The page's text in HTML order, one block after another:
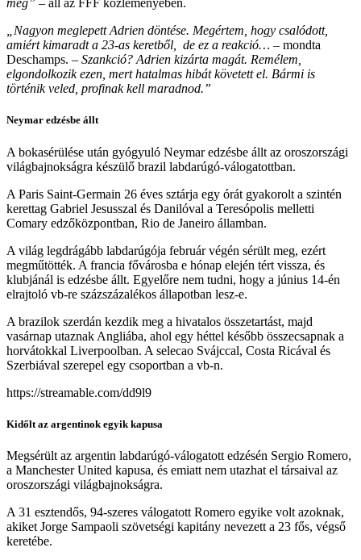
meg” – áll az FFF közleményében.
„Nagyon meglepett Adrien döntése. Megértem, hogy csalódott,
amiért kimaradt a 23-as keretből, de ez a reakció… – mondta
Deschamps. – Szankció? Adrien kizárta magát. Remélem,
elgondolkozik ezen, mert hatalmas hibát követett el. Bármi is
történik veled, profinak kell maradnod.”
Neymar edzésbe állt
A bokasérülése után gyógyuló Neymar edzésbe állt az oroszországi
világbajnokságra készülő brazil labdarúgó-válogatottban.
A Paris Saint-Germain 26 éves sztárja egy órát gyakorolt a szintén
kerettag Gabriel Jesusszal és Danilóval a Teresópolis melletti
Comary edzőközpontban, Rio de Janeiro államban.
A világ legdrágább labdarúgója február végén sérült meg, ezért
megműtötték. A francia fővárosba e hónap elején tért vissza, és
klubjánál is edzésbe állt. Egyelőre nem tudni, hogy a június 14-én
elrajtoló vb-re százszázalékos állapotban lesz-e.
A brazilok szerdán kezdik meg a hivatalos összetartást, majd
vasárnap utaznak Angliába, ahol egy héttel később összecsapnak a
horvátokkal Liverpoolban. A selecao Svájccal, Costa Ricával és
Szerbiával szerepel egy csoportban a vb-n.
https://streamable.com/dd9l9
Kidőlt az argentinok egyik kapusa
Megsérült az argentin labdarúgó-válogatott edzésén Sergio Romero,
a Manchester United kapusa, és emiatt nem utazhat el társaival az
oroszországi világbajnokságra.
A 31 esztendős, 94-szeres válogatott Romero egyike volt azoknak,
akiket Jorge Sampaoli szövetségi kapitány nevezett a 23 fős, végső
keretébe.